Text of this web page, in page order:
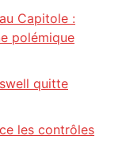
Capitole :
polémique
quitte
les contrôles